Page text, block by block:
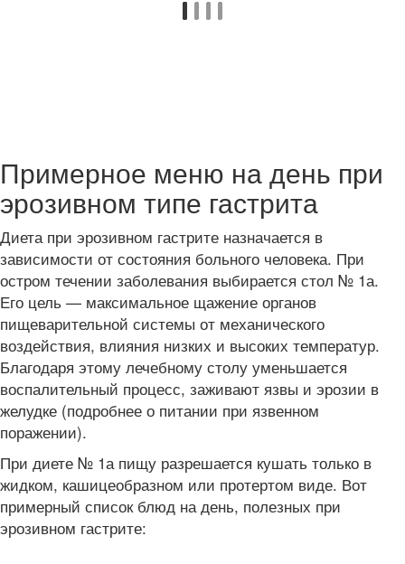
Примерное меню на день при
эрозивном типе гастрита
Диета при эрозивном гастрите назначается в
зависимости от состояния больного человека. При
остром течении заболевания выбирается стол № 1а.
Его цель — максимальное щажение органов
пищеварительной системы от механического
воздействия, влияния низких и высоких температур.
Благодаря этому лечебному столу уменьшается
воспалительный процесс, заживают язвы и эрозии в
желудке (подробнее о питании при язвенном
поражении).
При диете № 1а пищу разрешается кушать только в
жидком, кашицеобразном или протертом виде. Вот
примерный список блюд на день, полезных при
эрозивном гастрите: